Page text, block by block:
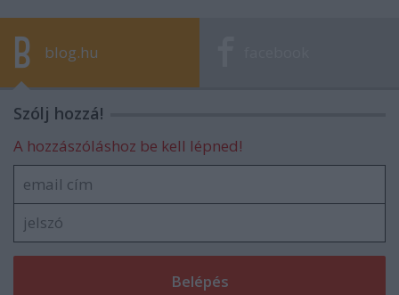
blog.hu
Szólj hozzá!
A hozzászóláshoz be kell lépned!